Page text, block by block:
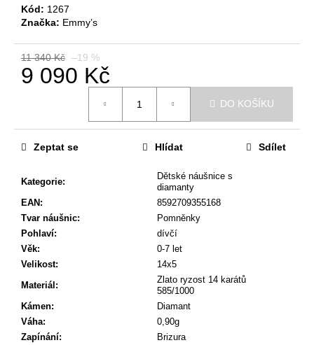
Kód: 1267
Značka: Emmy’s
11 340 Kč –19 %
9 090 Kč
DO KOŠÍKU
Kategorie:
Dětské náušnice s
diamanty
EAN:
8592709355168
Tvar náušnic:
Pomněnky
Pohlaví:
dívčí
Věk:
0-7 let
Velikost:
14x5
Materiál:
Zlato ryzost 14 karátů
585/1000
Kámen:
Diamant
Váha:
0,90g
Zapínání:
Brizura
Zeptat se Hlídat Sdílet
DĚTSKÉ
NÁUŠNICE
Kč